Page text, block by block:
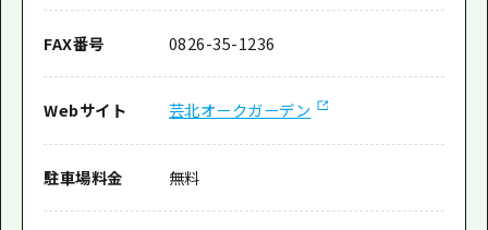
FAX番号 0826-35-1236
Webサイト 芸北オークガーデン
駐車場料金 無料